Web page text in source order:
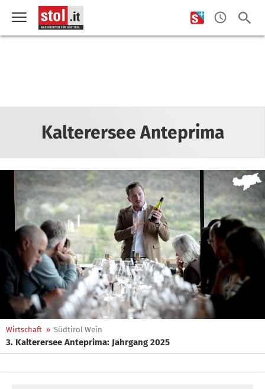
Kalterersee Anteprima
Wirtschaft » Südtirol Wein
3. Kalterersee Anteprima: Jahrgang 2025